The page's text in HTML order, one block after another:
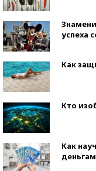
успеха
Как
Кто
Как